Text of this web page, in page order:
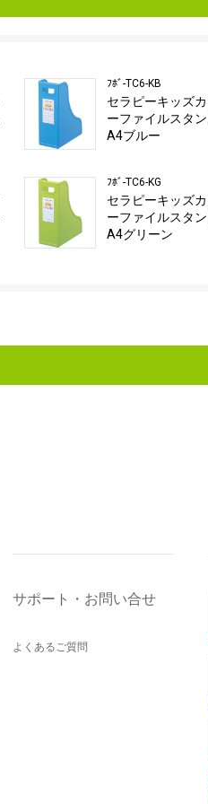
ﾌﾎﾞ-TC6-KB
セラピーキッズカ
ーファイルスタン
A4ブルー
ﾌﾎﾞ-TC6-KG
セラピーキッズカ
ーファイルスタン
A4グリーン
サポート・お問い合せ
よくあるご質問